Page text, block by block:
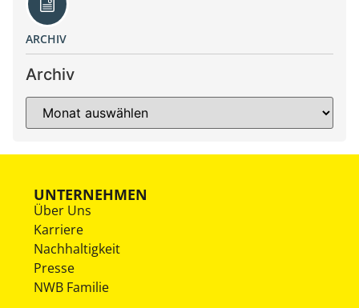
ARCHIV
Archiv
UNTERNEHMEN
Über Uns
Karriere
Nachhaltigkeit
Presse
NWB Familie